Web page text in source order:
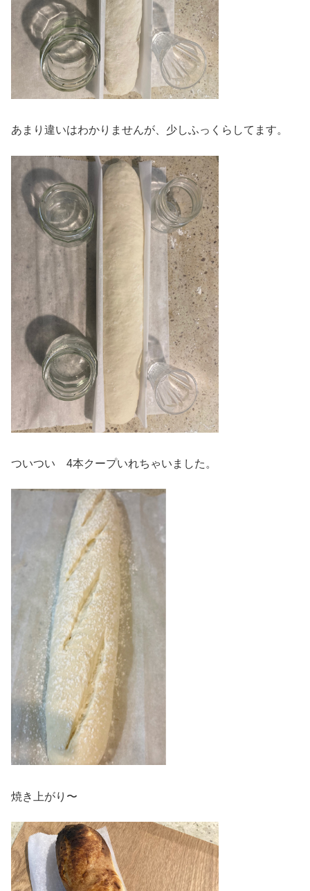
あまり違いはわかりませんが、少しふっくらしてます。
ついつい 4本クープいれちゃいました。
焼き上がり〜